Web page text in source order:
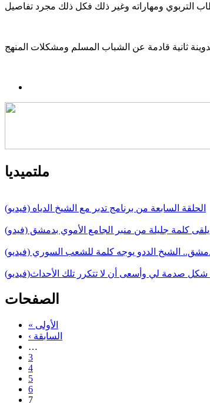
ملتميديا
الحلقة السابعة من برنامج تدبر مع الشيخ الدياه (فيديو)
يلقى كلمة جليلة من منبر الجامع الأموي بدمشق (فيدو)
الشيخ الددو يوجه كلمة للشعب السوري (فيديو)
شكل صدمة لي وأسعى أن لا تتكرر تلك الأحداث(فيديو)
الصفحات
« الأولى
‹ السابقة
…
3
4
5
6
7